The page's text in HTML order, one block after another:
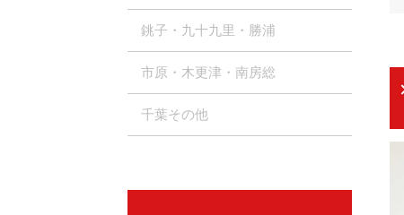
銚子・九十九里・勝浦
市原・木更津・南房総
千葉その他